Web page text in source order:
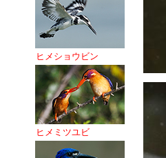
ヒメショウビン
ヒメミツユビ